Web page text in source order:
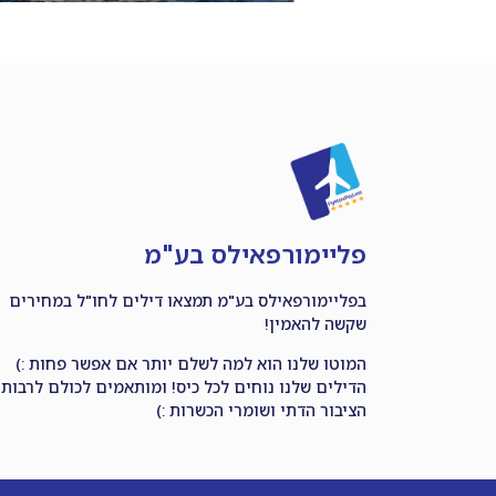
פליימורפאילס בע"מ
בפליימורפאילס בע"מ תמצאו דילים לחו"ל במחירים
שקשה להאמין!
המוטו שלנו הוא למה לשלם יותר אם אפשר פחות :)
הדילים שלנו נוחים לכל כיס! ומותאמים לכולם לרבות
הציבור הדתי ושומרי הכשרות :)